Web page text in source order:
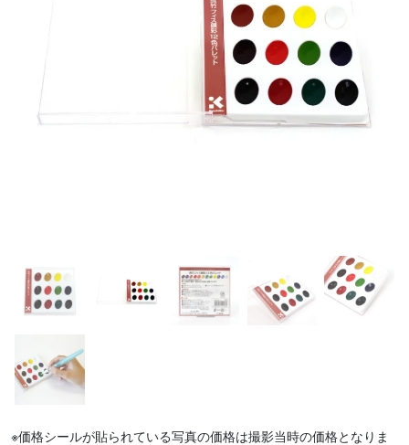
※価格シールが貼られている写真の価格は撮影当時の価格となりま